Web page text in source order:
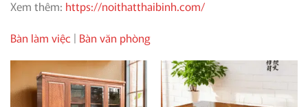
Xem thêm: https://noithatthaibinh.com/
Bàn làm việc | Bàn văn phòng